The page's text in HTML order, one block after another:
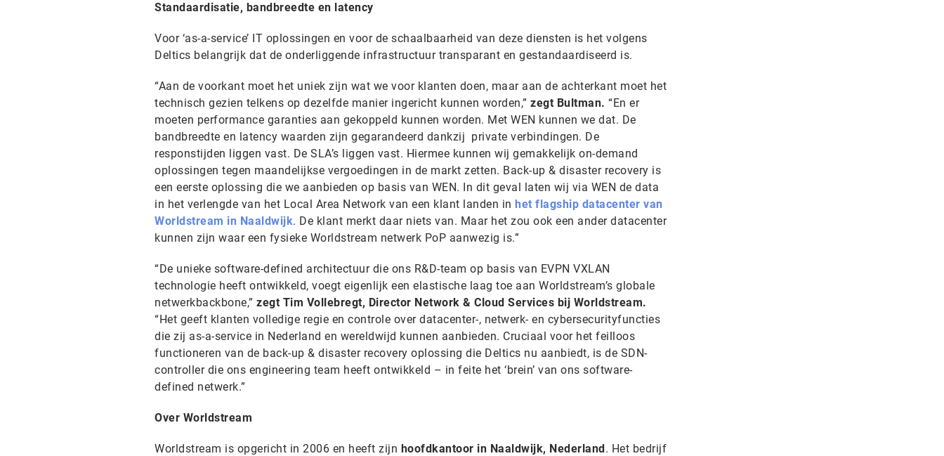
Standaardisatie, bandbreedte en latency
Voor ‘as-a-service’ IT oplossingen en voor de schaalbaarheid van deze diensten is het volgens
Deltics belangrijk dat de onderliggende infrastructuur transparant en gestandaardiseerd is.
“Aan de voorkant moet het uniek zijn wat we voor klanten doen, maar aan de achterkant moet het
technisch gezien telkens op dezelfde manier ingericht kunnen worden,” zegt Bultman. “En er
moeten performance garanties aan gekoppeld kunnen worden. Met WEN kunnen we dat. De
bandbreedte en latency waarden zijn gegarandeerd dankzij private verbindingen. De
responstijden liggen vast. De SLA’s liggen vast. Hiermee kunnen wij gemakkelijk on-demand
oplossingen tegen maandelijkse vergoedingen in de markt zetten. Back-up & disaster recovery is
een eerste oplossing die we aanbieden op basis van WEN. In dit geval laten wij via WEN de data
in het verlengde van het Local Area Network van een klant landen in het flagship datacenter van
Worldstream in Naaldwijk. De klant merkt daar niets van. Maar het zou ook een ander datacenter
kunnen zijn waar een fysieke Worldstream netwerk PoP aanwezig is.”
“De unieke software-defined architectuur die ons R&D-team op basis van EVPN VXLAN
technologie heeft ontwikkeld, voegt eigenlijk een elastische laag toe aan Worldstream’s globale
netwerkbackbone,” zegt Tim Vollebregt, Director Network & Cloud Services bij Worldstream.
“Het geeft klanten volledige regie en controle over datacenter-, netwerk- en cybersecurityfuncties
die zij as-a-service in Nederland en wereldwijd kunnen aanbieden. Cruciaal voor het feilloos
functioneren van de back-up & disaster recovery oplossing die Deltics nu aanbiedt, is de SDN-
controller die ons engineering team heeft ontwikkeld – in feite het ‘brein’ van ons software-
defined netwerk.”
Over Worldstream
Worldstream is opgericht in 2006 en heeft zijn hoofdkantoor in Naaldwijk, Nederland. Het bedrijf